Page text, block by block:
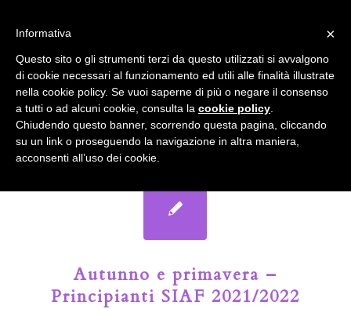
Il Blog del Garden Club di Bologna
Autunno e primavera –
Principianti SIAF 2021/2022
accetta l'uso dei cookies previsto nella pagina dedicata.
Fai clic per abilitare/disabilitare il tracciamento di
Google Analytics.
OK Privacy e cookie policy
×
Informativa
Questo sito o gli strumenti terzi da questo utilizzati si avvalgono
di cookie necessari al funzionamento ed utili alle finalità illustrate
nella cookie policy. Se vuoi saperne di più o negare il consenso
a tutti o ad alcuni cookie, consulta la cookie policy
Chiudendo questo banner, scorrendo questa pagina, cliccando
su un link o proseguendo la navigazione in altra maniera,
acconsenti all’uso dei cookie.